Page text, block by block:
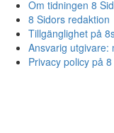
Om tidningen 8
8 Sidors redaktion
Tillgänglighet på
Ansvarig utgivare:
Privacy policy på